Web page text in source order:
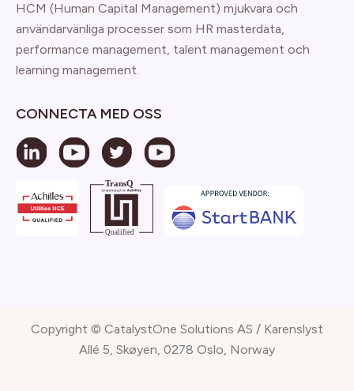
HCM (Human Capital Management) mjukvara och
användarvänliga processer som HR masterdata,
performance management, talent management och
learning management.
CONNECTA MED OSS
Copyright © CatalystOne Solutions AS / Karenslyst
Allé 5, Skøyen, 0278 Oslo, Norway